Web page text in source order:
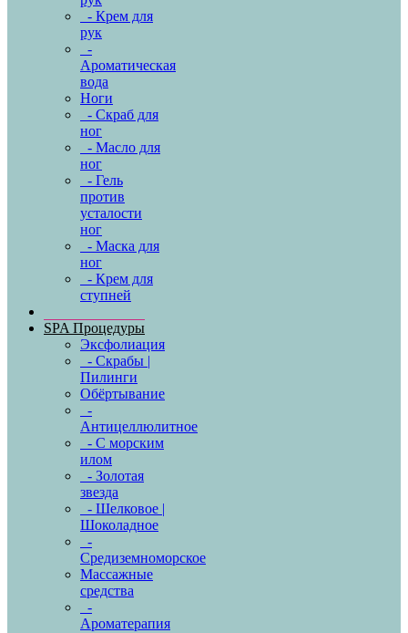
- Крем для
рук
-
Ароматическая
вода
Ноги
- Скраб для
ног
- Масло для
ног
- Гель
против
усталости
ног
- Маска для
ног
- Крем для
ступней
SPA Процедуры
Эксфолиация
- Скрабы |
Пилинги
Обёртывание
-
Антицеллюлитное
- С морским
илом
- Золотая
звезда
- Шелковое |
Шоколадное
-
Средиземноморское
Массажные
средства
-
Ароматерапия